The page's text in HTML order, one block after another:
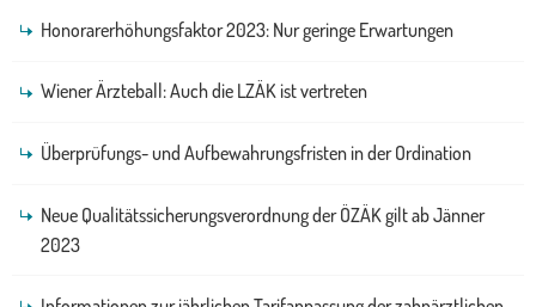
Honorarerhöhungsfaktor 2023: Nur geringe Erwartungen
Wiener Ärzteball: Auch die LZÄK ist vertreten
Überprüfungs- und Aufbewahrungsfristen in der Ordination
Neue Qualitätssicherungsverordnung der ÖZÄK gilt ab Jänner
2023